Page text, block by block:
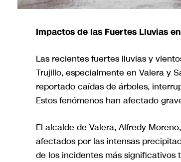
Impactos de las Fuertes Lluvias
Las recientes fuertes lluvias y
Trujillo, especialmente en Valera y
reportado caídas de árboles,
Estos fenómenos han afectado
El alcalde de Valera, Alfredy
afectados por las intensas
de los incidentes más significativos